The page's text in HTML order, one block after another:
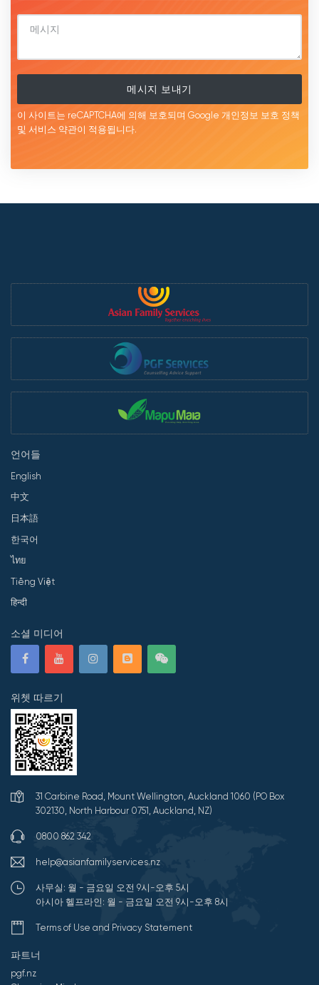
메시지 보내기
이 사이트는 reCAPTCHA에 의해 보호되며 Google 개인정보 보호 정책
및 서비스 약관이 적용됩니다.
언어들
English
中文
日本語
한국어
ไทย
Tiếng Việt
हिन्दी
소셜 미디어
위쳇 따르기
31 Carbine Road, Mount Wellington, Auckland 1060 (PO Box
302130, North Harbour 0751, Auckland, NZ)
0800 862 342
help@asianfamilyservices.nz
사무실: 월 - 금요일 오전 9시-오후 5시
아시아 헬프라인: 월 - 금요일 오전 9시-오후 8시
Terms of Use and Privacy Statement
파트너
pgf.nz